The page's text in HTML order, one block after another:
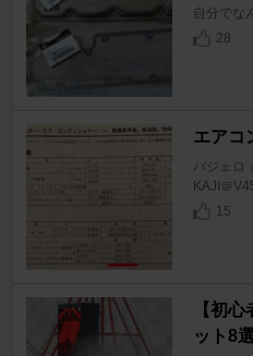
自分でな
28
エアコ
パジェロ
KAJI＠
15
【初
ット8